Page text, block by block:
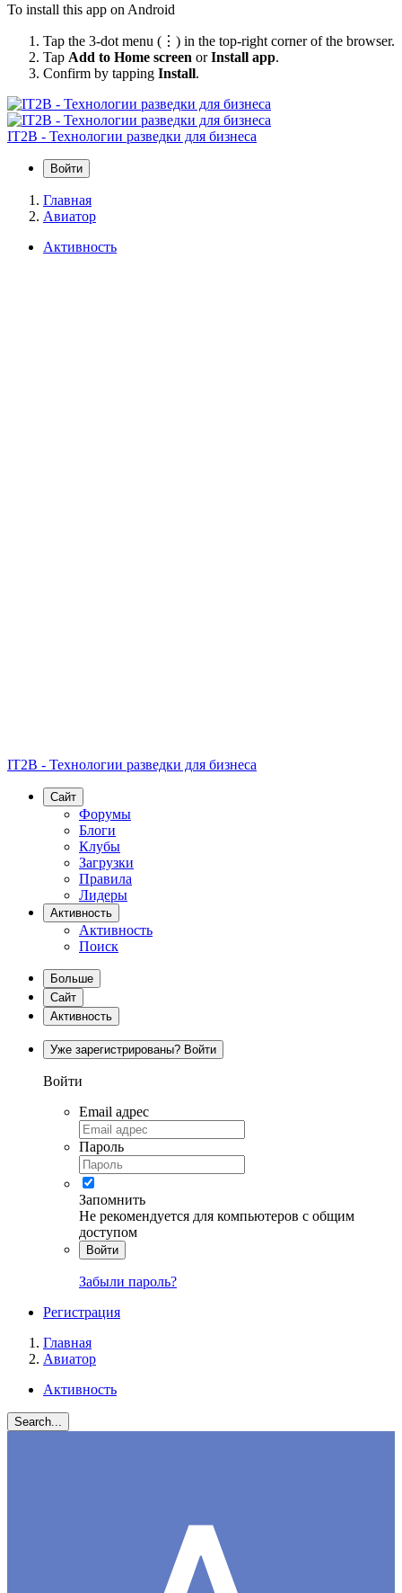
To install this app on Android
Tap the 3-dot menu (⋮) in the top-right corner of the browser.
Tap Add to Home screen orInstall app.
Confirm by tapping Install.
IT2B - Технологии разведки для бизнеса
Войти
Главная
Авиатор
Активность
IT2B - Технологии разведки для бизнеса
Сайт
Форумы
Блоги
Клубы
Загрузки
Правила
Лидеры
Активность
Активность
Поиск
Больше
Сайт
Активность
Уже зарегистрированы? Войти
Войти
Email адрес
Пароль
Запомнить
Не рекомендуется для компьютеров с общим
доступом
Войти
Забыли пароль?
Регистрация
Главная
Авиатор
Активность
Search...